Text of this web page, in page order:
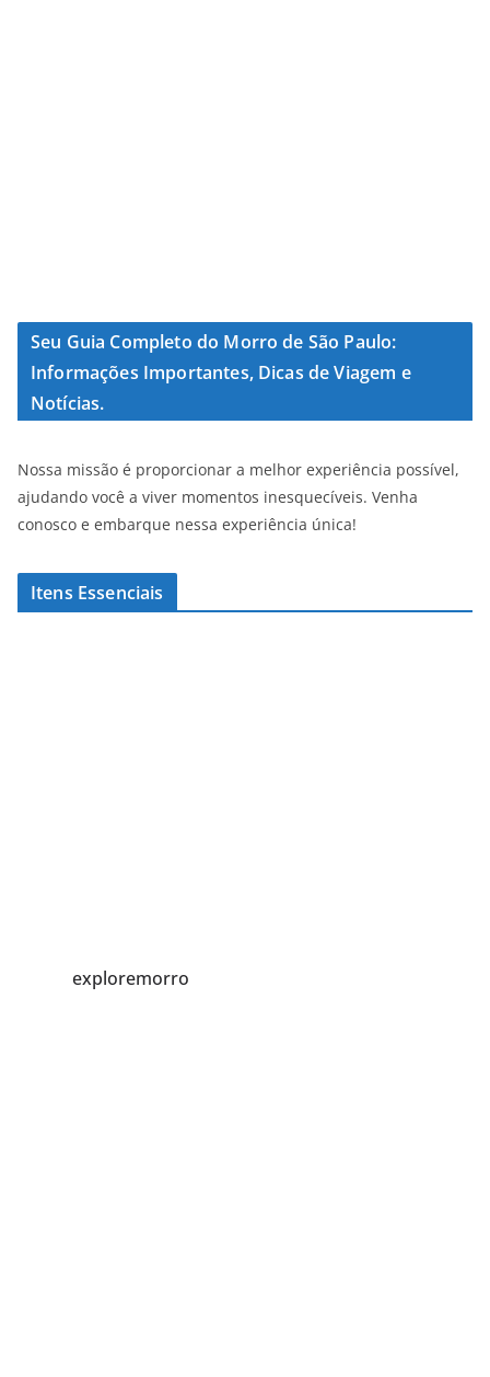
Seu Guia Completo do Morro de São Paulo:
Informações Importantes, Dicas de Viagem e
Notícias.
Nossa missão é proporcionar a melhor experiência possível,
ajudando você a viver momentos inesquecíveis. Venha
conosco e embarque nessa experiência única!
Itens Essenciais
exploremorro